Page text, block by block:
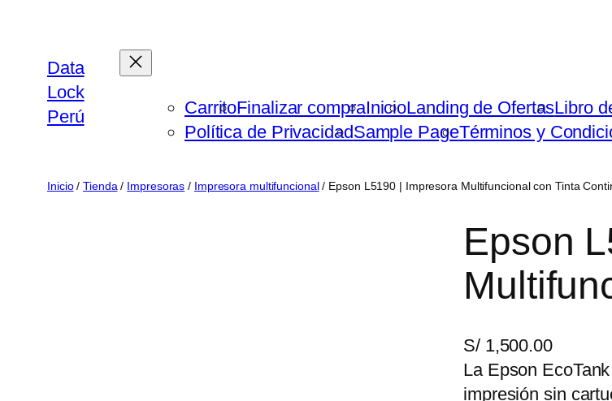
contenido
Data
Lock
Perú
CarritoFinalizar compraInicioLanding de OfertasLibro
Política de PrivacidadSample PageTérminos y
Inicio/Tienda / Impresoras / Impresora multifuncional/ Epson L5190 | Impresora Multifuncional con Tinta
Epson
S/1,500.00
La Epson
impresión sin